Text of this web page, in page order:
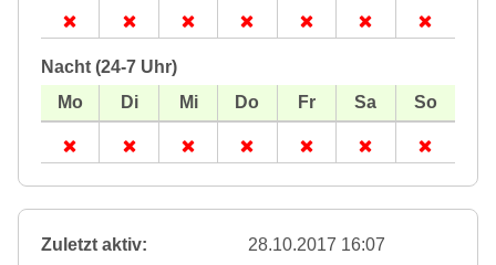
Nacht (24-7 Uhr)
Zuletzt aktiv:
28.10.2017 16:07